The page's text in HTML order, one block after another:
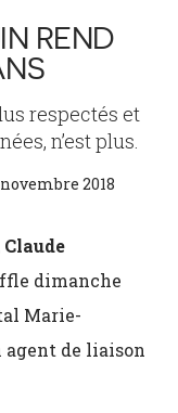
REND
respectés et
n’est plus.
2018
Claude
dimanche
Marie-
agent de liaison